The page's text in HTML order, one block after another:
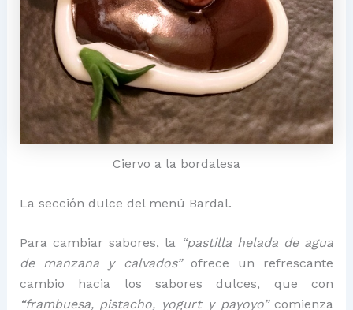
Ciervo a la bordalesa
La sección dulce del menú Bardal.
Para cambiar sabores, la “pastilla helada de agua
de manzana y calvados”ofrece un refrescante
cambio hacia los sabores dulces, que con
“frambuesa, pistacho, yogurt y payoyo”comienza